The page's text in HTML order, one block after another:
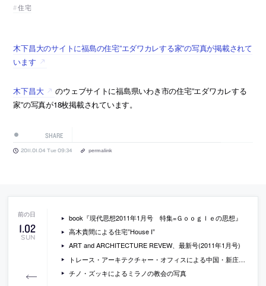
住宅
木下昌大のサイトに福島の住宅”エダワカレする家”の写真が掲載されて
います
木下昌大
のウェブサイトに福島県いわき市の住宅”エダワカレする
家”の写真が18枚掲載されています。
SHARE
2011.01.04 Tue 09:34 permalink
1.02
SUN
book『現代思想2011年1月号 特集=Ｇｏｏｇｌｅの思想』
高木貴間による住宅”House I”
ART and ARCHITECTURE REVEW、最新号(2011年1月号)
トレース・アーキテクチャー・オフィスによる中国・新庄村の博物館”Gaoligong Museum of Handcraft Paper”
チノ・ズッキによるミラノの教会の写真